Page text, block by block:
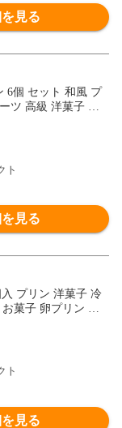
見る
6個 セット 和風 プ
ツ 高級 洋菓子 国
舗松月堂 冷凍 和菓
ト
見る
プリン 洋菓子 冷
菓子 卵プリン お
スイーツ工房き
ト
見る